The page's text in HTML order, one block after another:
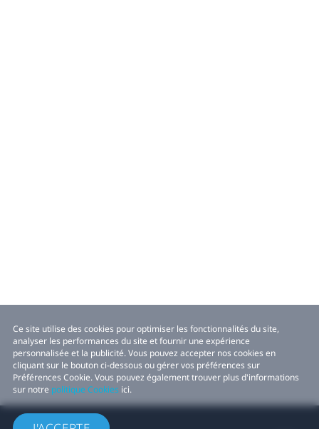
Ce site utilise des cookies pour optimiser les fonctionnalités du site,
analyser les performances du site et fournir une expérience
personnalisée et la publicité. Vous pouvez accepter nos cookies en
cliquant sur le bouton ci-dessous ou gérer vos préférences sur
Préférences Cookie. Vous pouvez également trouver plus d'informations
sur notre politique Cookies ici.